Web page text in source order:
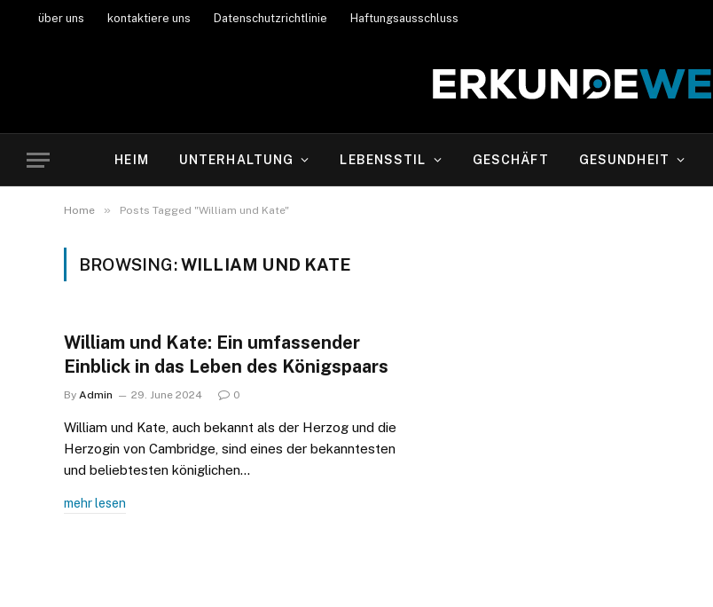
über uns kontaktiere uns Datenschutzrichtlinie Haftungsausschluss
HEIM UNTERHALTUNG LEBENSSTIL GESCHÄFT GESUNDHEIT
Home » Posts Tagged "William und Kate"
BROWSING:WILLIAM UND KATE
William und Kate: Ein umfassender
Einblick in das Leben des Königspaars
By Admin 29. June 2024 0
William und Kate, auch bekannt als der Herzog und die
Herzogin von Cambridge, sind eines der bekanntesten
und beliebtesten königlichen…
mehr lesen